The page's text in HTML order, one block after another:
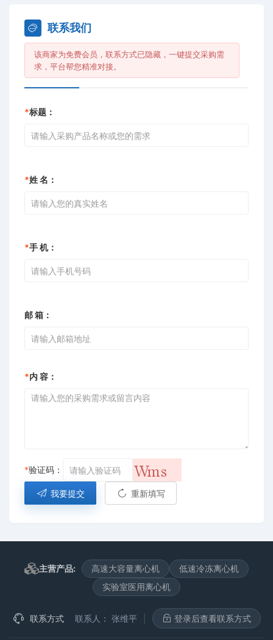
联系我们
该商家为免费会员，联系方式已隐藏，一键提交采购需
求，平台帮您精准对接。
*标题：
*姓 名：
*手 机：
邮 箱：
*内 容：
*验证码：
我要提交 重新填写
主营产品: 高速大容量离心机
低速冷冻离心机
实验室医用离心机
联系方式 联系人： 张维平 登录后查看联系方式